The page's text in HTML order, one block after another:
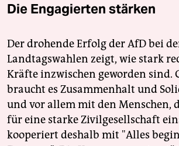
Die Engagierten stärken
Der drohende Erfolg der AfD bei
Landtagswahlen zeigt, wie stark
Kräfte inzwischen geworden sind.
braucht es Zusammenhalt und
und vor allem mit den Menschen,
für eine starke Zivilgesellschaft
kooperiert deshalb mit "Alles